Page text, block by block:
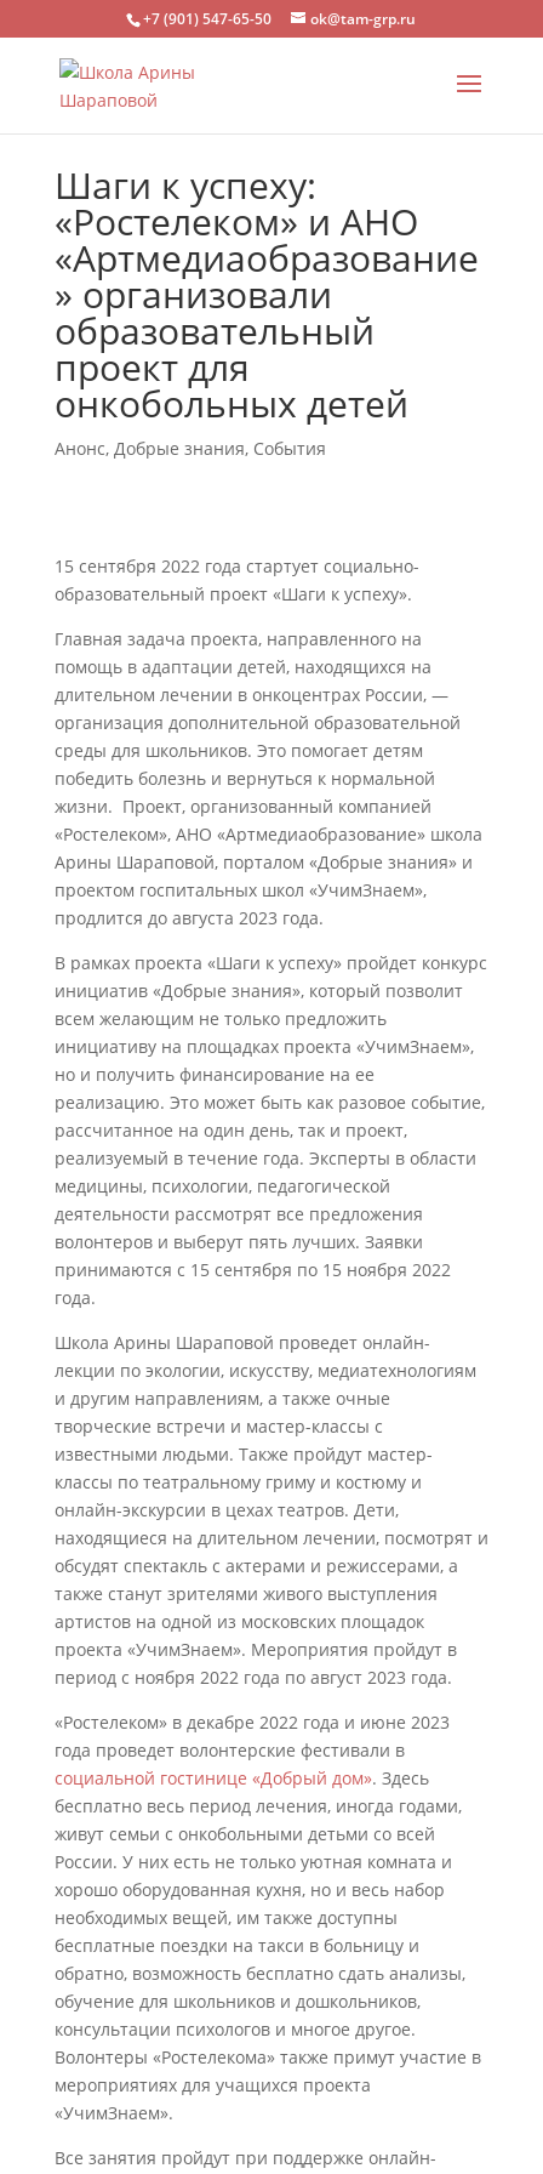
+7 (901) 547-65-50 ok@tam-grp.ru
Шаги к успеху:
«Ростелеком» и АНО
«Артмедиаобразование
» организовали
образовательный
проект для
онкобольных детей
Анонс, Добрые знания, События
15 сентября 2022 года стартует социально-
образовательный проект «Шаги к успеху».
Главная задача проекта, направленного на
помощь в адаптации детей, находящихся на
длительном лечении в онкоцентрах России, —
организация дополнительной образовательной
среды для школьников. Это помогает детям
победить болезнь и вернуться к нормальной
жизни. Проект, организованный компанией
«Ростелеком», АНО «Артмедиаобразование» школа
Арины Шараповой, порталом «Добрые знания» и
проектом госпитальных школ «УчимЗнаем»,
продлится до августа 2023 года.
В рамках проекта «Шаги к успеху» пройдет конкурс
инициатив «Добрые знания», который позволит
всем желающим не только предложить
инициативу на площадках проекта «УчимЗнаем»,
но и получить финансирование на ее
реализацию. Это может быть как разовое событие,
рассчитанное на один день, так и проект,
реализуемый в течение года. Эксперты в области
медицины, психологии, педагогической
деятельности рассмотрят все предложения
волонтеров и выберут пять лучших. Заявки
принимаются с 15 сентября по 15 ноября 2022
года.
Школа Арины Шараповой проведет онлайн-
лекции по экологии, искусству, медиатехнологиям
и другим направлениям, а также очные
творческие встречи и мастер-классы с
известными людьми. Также пройдут мастер-
классы по театральному гриму и костюму и
онлайн-экскурсии в цехах театров. Дети,
находящиеся на длительном лечении, посмотрят и
обсудят спектакль с актерами и режиссерами, а
также станут зрителями живого выступления
артистов на одной из московских площадок
проекта «УчимЗнаем». Мероприятия пройдут в
период с ноября 2022 года по август 2023 года.
«Ростелеком» в декабре 2022 года и июне 2023
года проведет волонтерские фестивали в
социальной гостинице «Добрый дом». Здесь
бесплатно весь период лечения, иногда годами,
живут семьи с онкобольными детьми со всей
России. У них есть не только уютная комната и
хорошо оборудованная кухня, но и весь набор
необходимых вещей, им также доступны
бесплатные поездки на такси в больницу и
обратно, возможность бесплатно сдать анализы,
обучение для школьников и дошкольников,
консультации психологов и многое другое.
Волонтеры «Ростелекома» также примут участие в
мероприятиях для учащихся проекта
«УчимЗнаем».
Все занятия пройдут при поддержке онлайн-